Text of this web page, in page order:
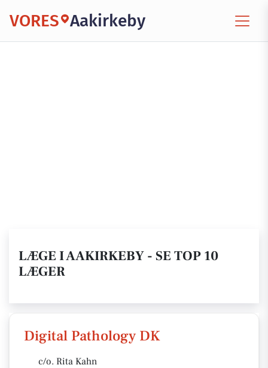
VORES Aakirkeby
LÆGE I AAKIRKEBY - SE TOP 10
LÆGER
Digital Pathology DK
c/o. Rita Kahn